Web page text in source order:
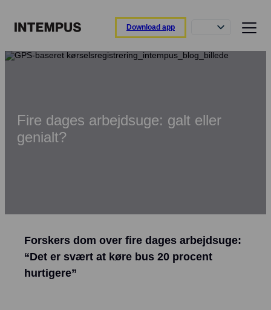
Download app
Funktioner
Intempus web
Overblik over rapporter og medarbejdere.
Tilslut til dit løn- eller ERP-system.
Funktionsoverblik
Læs om vores funktioner
Priser
Fire dages arbejdsuge: galt eller
genialt?
Forskers dom over fire dages arbejdsuge:
“Det er svært at køre bus 20 procent
hurtigere”